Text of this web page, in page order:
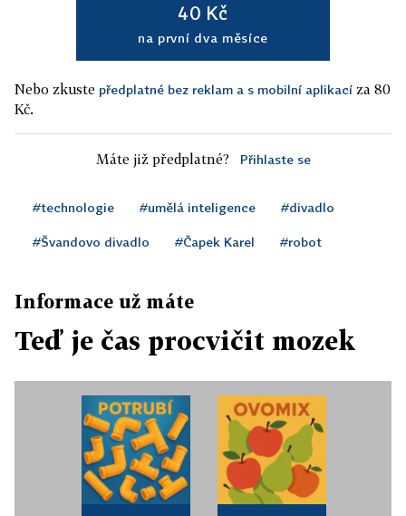
40 Kč
na první dva měsíce
Nebo zkuste předplatné bez reklam a s mobilní aplikací za 80
Kč.
Máte již předplatné? Přihlaste se
#technologie #umělá inteligence #divadlo
#Švandovo divadlo #Čapek Karel #robot
Informace už máte
Teď je čas procvičit mozek